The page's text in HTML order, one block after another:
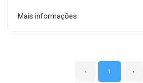
Mais informações
‹ 1 ›